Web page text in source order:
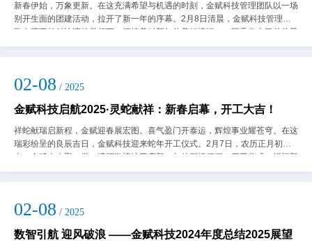
新春伊始，万象更新。在这充满希望与机遇的时刻，金赋科技管理团队以一场
别开生面的团建活动，拉开了新一年的序幕。2月8日清晨，金赋科技管理团
队在董事长任泳谊的带领下，怀揣着对新年的美好憧憬，一同乘坐大巴前往风
景秀丽的西樵山开展祈福团建活动。西樵...
02-08 / 2025
金赋科技启航2025·灵蛇献祥：新春启幕，开工大吉！
祥蛇献瑞启新程，金赋迎春展宏图。喜气盈门开泰运，辉煌事业耀苍穹。在这
瑞彩纷呈的良辰吉日，金赋科技迎来蛇年开工仪式。2月7日，农历正月初
十，金赋人欢聚一堂，满怀激情地开启新一年的辉煌征程！开工仪式，祈福新
春金赋科技的开工仪式在欢声笑语中拉开帷...
02-08 / 2025
数智引航 迎风破浪 ——金赋科技2024年度总结2025展望